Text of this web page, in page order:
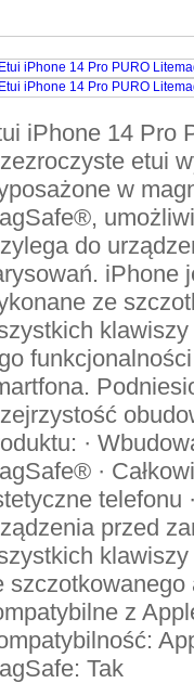
iPhone 14 Pro
etui
w
do
iPhone
ze
·
·
telefonu
przed
szczotkowanego
z
Tak